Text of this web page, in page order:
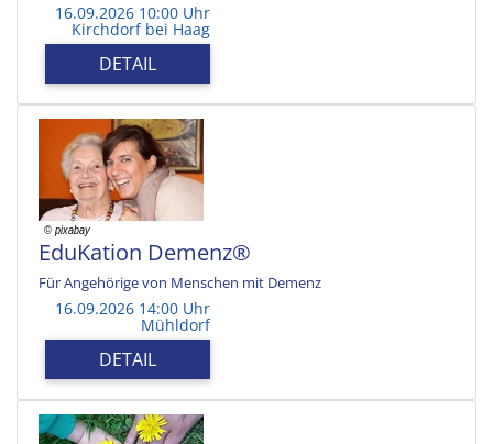
16.09.2026 10:00 Uhr
Kirchdorf bei Haag
DETAIL
EduKation Demenz®
Für Angehörige von Menschen mit Demenz
16.09.2026 14:00 Uhr
Mühldorf
DETAIL